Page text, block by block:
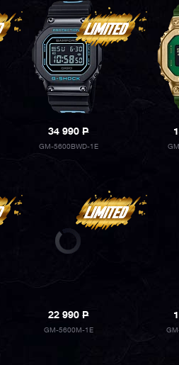
34 990P
GM-5600BWD-1E
22 990P
GM-5600M-1E